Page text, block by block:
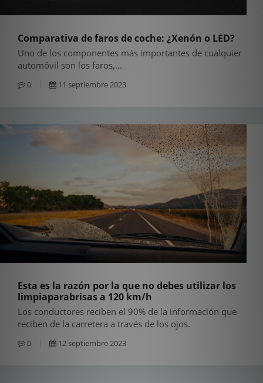
Comparativa de faros de coche: ¿Xenón o LED?
Uno de los componentes más importantes de cualquier
automóvil son los faros,...
0 11 septiembre 2023
Esta es la razón por la que no debes utilizar los
limpiaparabrisas a 120 km/h
Los conductores reciben el 90% de la información que
reciben de la carretera a través de los ojos.
0 12 septiembre 2023